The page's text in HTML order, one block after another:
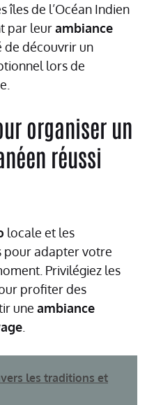
îles de l’Océan Indien
par leurambiance
de découvrir un
lors de
organiser un
réussi
locale et les
pour adapter votre
Privilégiez les
profiter des
une ambiance
les traditions et